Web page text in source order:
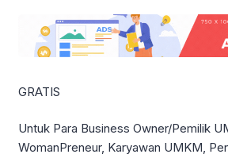
GRATIS
Untuk Para Business Owner/Pemilik
WomanPreneur, Karyawan UMKM,